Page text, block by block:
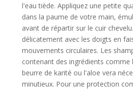
l'eau tiède. Appliquez une petite
dans la paume de votre main,
avant de répartir sur le cuir
délicatement avec les doigts en
mouvements circulaires. Les
contenant des ingrédients comme
beurre de karité ou l'aloe vera
minutieux. Pour une protection